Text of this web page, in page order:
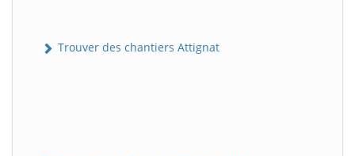
Trouver des chantiers Attignat